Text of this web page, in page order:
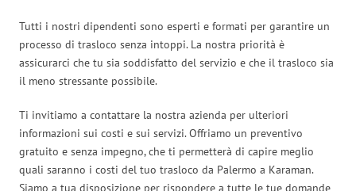
Tutti i nostri dipendenti sono esperti e formati per garantire un
processo di trasloco senza intoppi. La nostra priorità è
assicurarci che tu sia soddisfatto del servizio e che il trasloco sia
il meno stressante possibile.
Ti invitiamo a contattare la nostra azienda per ulteriori
informazioni sui costi e sui servizi. Offriamo un preventivo
gratuito e senza impegno, che ti permetterà di capire meglio
quali saranno i costi del tuo trasloco da Palermo a Karaman.
Siamo a tua disposizione per rispondere a tutte le tue domande